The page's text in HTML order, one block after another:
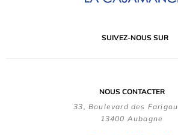
SUIVEZ-NOUS SUR
NOUS CONTACTER
33, Boulevard des
13400 Aubagne